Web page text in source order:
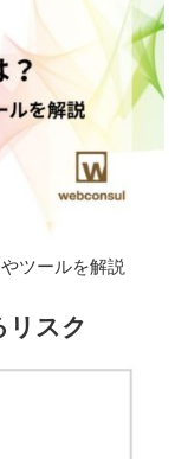
ツールを解説
リスク